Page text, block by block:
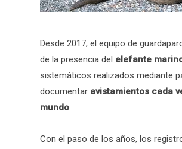
Desde 2017, el equipo de
de la presencia del elefante
sistemáticos realizados mediante
documentar avistamientos cada
mundo.
Con el paso de los años, los